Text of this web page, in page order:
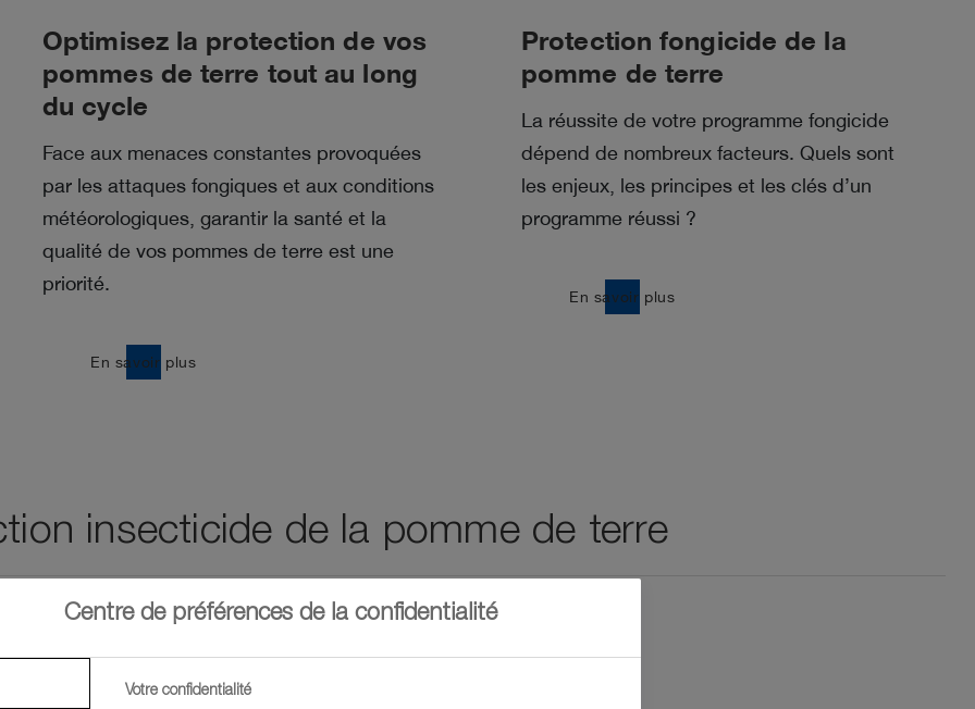
Optimisez la protection de vos
pommes de terre tout au long
du cycle
Face aux menaces constantes provoquées
par les attaques fongiques et aux conditions
météorologiques, garantir la santé et la
qualité de vos pommes de terre est une
priorité.
En savoir plus
Protection fongicide de la
pomme de terre
La réussite de votre programme fongicide
dépend de nombreux facteurs. Quels sont
les enjeux, les principes et les clés d’un
programme réussi ?
En savoir plus
insecticide de la pomme de terre
Centre de préférences de la confidentialité
Votre confidentialité